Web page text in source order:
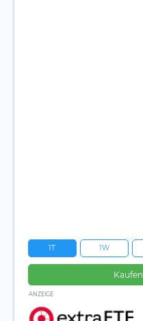
1T 1W
Kaufen
ANZEIGE